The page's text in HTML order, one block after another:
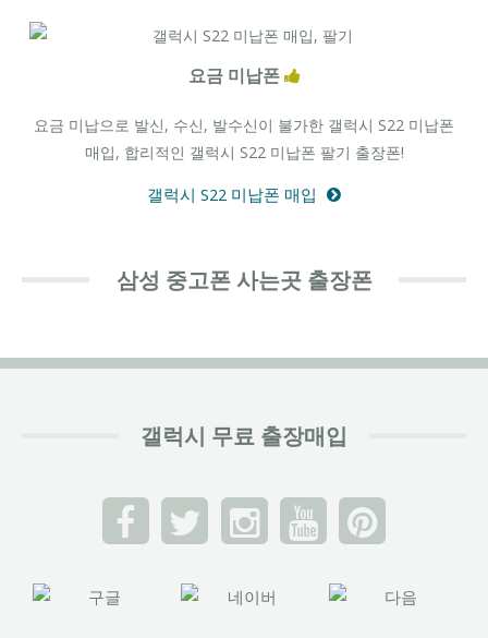
요금 미납폰
요금 미납으로 발신, 수신, 발수신이 불가한 갤럭시 S22 미납폰
매입, 합리적인 갤럭시 S22 미납폰 팔기 출장폰!
갤럭시 S22 미납폰 매입
삼성 중고폰 사는곳 출장폰
갤럭시 무료 출장매입